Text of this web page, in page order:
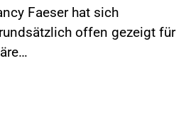
Faeser hat sich
offen gezeigt für